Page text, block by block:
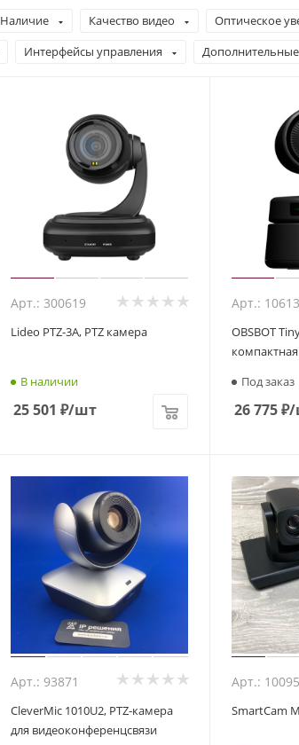
Наличие Качество видео Оптическое
Интерфейсы управления
Арт.: 300619
Lideo PTZ-3A, PTZ камера
В наличии
25 501 ₽/шт
Арт.:
OBSBOT
Под заказ
26 775₽/
Арт.: 93871
CleverMic 1010U2, PTZ-камера
для видеоконференцсвязи
Арт.:
SmartCam